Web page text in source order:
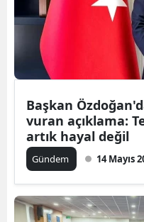
Başkan
vuran açıklama:
artık hayal değil
Gündem 14 Mayıs